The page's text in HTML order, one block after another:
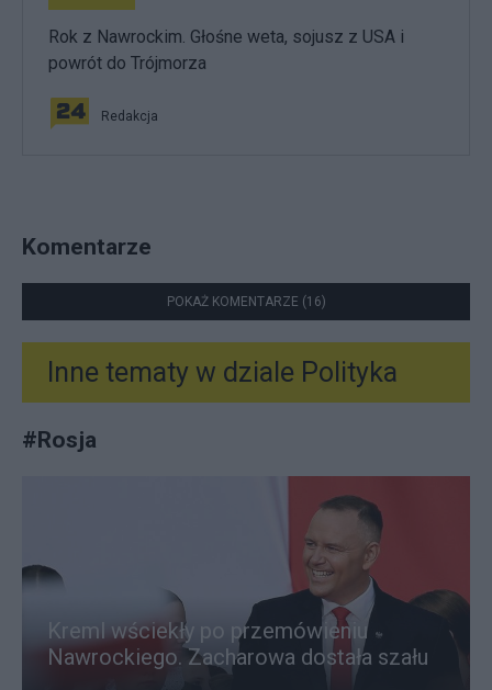
Rok z Nawrockim. Głośne weta, sojusz z USA i
powrót do Trójmorza
Redakcja
Komentarze
POKAŻ KOMENTARZE (16)
Inne tematy w dziale Polityka
#Rosja
Kreml wściekły po przemówieniu
Nawrockiego. Zacharowa dostała szału